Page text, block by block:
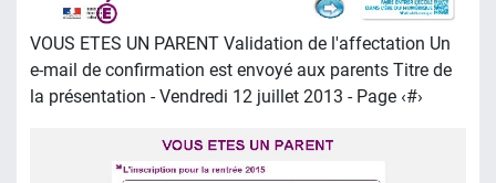
VOUS ETES UN PARENT Validation de l'affectation Un
e-mail de confirmation est envoyé aux parents Titre de
la présentation - Vendredi 12 juillet 2013 - Page ‹#›